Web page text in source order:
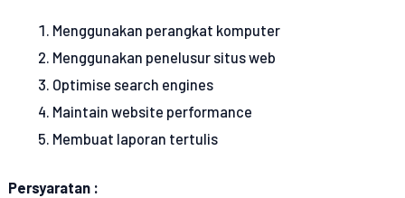
Menggunakan perangkat komputer
Menggunakan penelusur situs web
Optimise search engines
Maintain website performance
Membuat laporan tertulis
Persyaratan :